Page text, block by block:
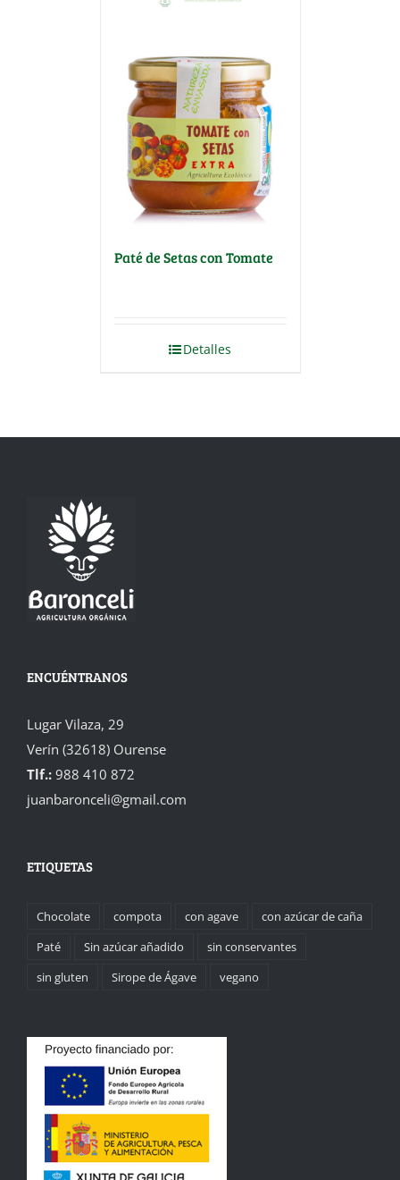
Paté de Setas con Tomate
Detalles
ENCUÉNTRANOS
Lugar Vilaza, 29
Verín (32618) Ourense
Tlf.: 988 410 872
juanbaronceli@gmail.com
ETIQUETAS
Chocolate compota con agave
con azúcar de caña
Paté
Sin azúcar añadido
sin conservantes
sin gluten
Sirope de Ágave vegano